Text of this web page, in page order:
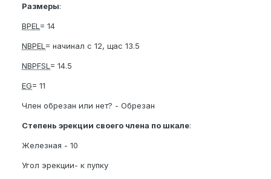
Размеры:
BPEL = 14
NBPEL = начинал с 12, щас 13.5
NBPFSL = 14.5
EG= 11
Член обрезан или нет? - Обрезан
Степень эрекции своего члена по шкале:
Железная - 10
Угол эрекции- к пупку